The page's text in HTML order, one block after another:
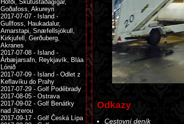
Odkazy
Cestovní deník
Höfði, Skútustaðagígar,
Goðafoss, Akureyri
2017-07-07 - Island -
Gullfoss, Haukadalur,
Arnarstapi, Snæfellsjökull,
Kirkjufell, Gerðuberg,
Akranes
2017-07-08 - Island -
Árbæjarsafn, Reykjavík, Bláa
Lónið
2017-07-09 - Island - Odlet z
Keflavíku do Prahy
2017-07-29 - Golf Poděbrady
2017-08-05 - Ostrava
2017-09-02 - Golf Benátky
nad Jizerou
2017-09-17 - Golf Česká Lípa